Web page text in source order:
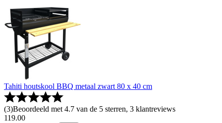
Tahiti houtskool BBQ metaal zwart 80 x 40 cm
(3)Beoordeeld met 4.7 van de 5 sterren, 3 klantreviews
119.00